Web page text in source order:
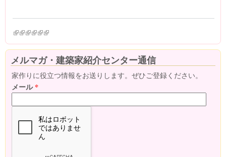
(link is external)
(link is external)
(link is external)
(link is external)
(link is external)
(link is external)
メルマガ・建築家紹介センター通信
家作りに役立つ情報をお送りします。ぜひご登録ください。
メール*